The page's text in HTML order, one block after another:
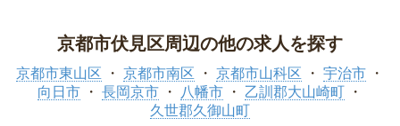
京都市伏見区周辺の他の求人を探す
京都市東山区 京都市南区 京都市山科区
宇治市
向日市
長岡京市 八幡市
乙訓郡大山崎町
久世郡久御山町